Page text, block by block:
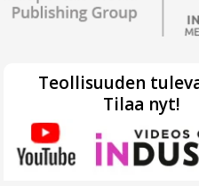
Teollisuuden
Tilaa nyt!